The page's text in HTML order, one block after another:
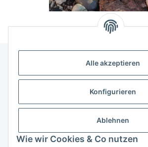
Alle akzeptieren
Konfigurieren
Ablehnen
Wie wir Cookies & Co nutzen
Allgemeine Informationen
Rechtliche Infomationen
Service